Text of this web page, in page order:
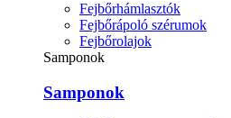
Fejbőrhámlasztók
Fejbőrápoló szérumok
Fejbőrolajok
Samponok
Samponok